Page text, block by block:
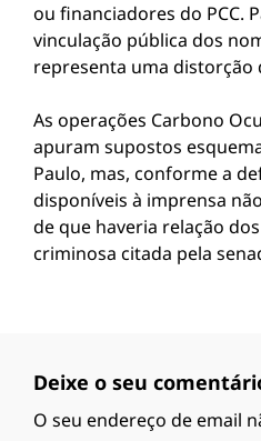
ou financiadores do PCC.
vinculação pública dos
representa uma distorção
As operações Carbono
apuram supostos
Paulo, mas, conforme a
disponíveis à imprensa
de que haveria relação
criminosa citada pela
Deixe o seu
O seu endereço de email